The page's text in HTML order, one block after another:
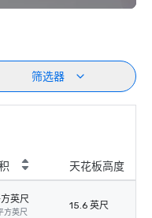
筛选器
天花板高度
英尺
方英尺
15.6 英尺